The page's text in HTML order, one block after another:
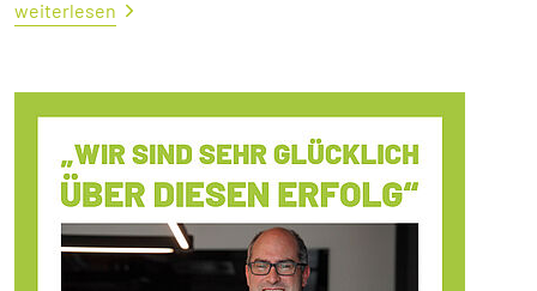
weiterlesen